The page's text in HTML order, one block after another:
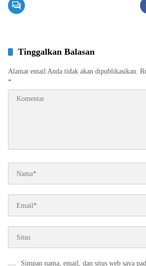
Tinggalkan Balasan
Alamat email Anda tidak akan dipublikasikan.
*
Simpan nama, email, dan situs web saya